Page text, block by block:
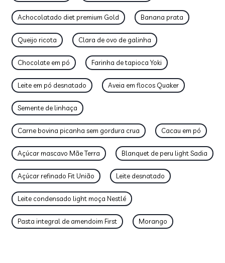
Achocolatado diet premium Gold Banana prata
Queijo ricota Clara de ovo de galinha
Chocolate em pó Farinha de tapioca Yoki
Leite em pó desnatado Aveia em flocos Quaker
Semente de linhaça
Carne bovina picanha sem gordura crua Cacau em pó
Açúcar mascavo Mãe Terra Blanquet de peru light Sadia
Açúcar refinado Fit União Leite desnatado
Leite condensado light moça Nestlé
Pasta integral de amendoim First Morango